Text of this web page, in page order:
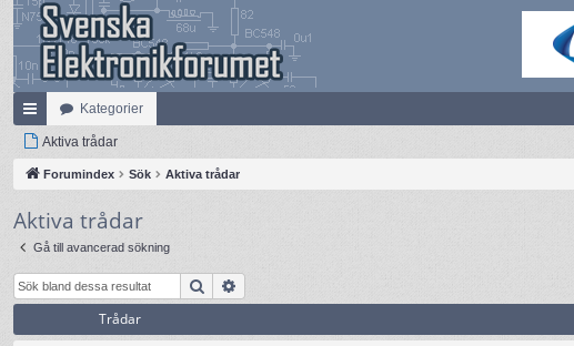
na
bb
lä
nk
ar
Kategorier
Aktiva trådar
Forumindex Sök Aktiva trådar
Aktiva trådar
Gå till avancerad sökning
Sök
Trådar